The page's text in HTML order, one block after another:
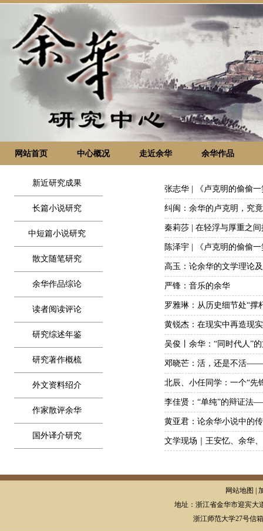
网站首页 中心概况 走近余华 余华作品
新近研究成果
长篇小说研究
中短篇小说研究
散文随笔研究
余华作品综论
读者阅读评论
研究综述年鉴
研究著作概梳
外文资料绍介
作家散评余华
国外译介研究
张志华 | 《卢克明的偷偷
纠闽：余华的卢克明，究
秦莉莎 | 在轻浮与厚重之
陈泽宇 | 《卢克明的偷偷
高玉：论余华的文学理论
严锋：音乐的余华
罗雅琳：从历史细节处“
黄锐杰：在现实中再造现
吴俊丨余华：“同时代人”
邓晓芒：活，还是不活——
北辰、小任同学：一个“
李佳贤：“单纯”的辩证法
黄亚君：论余华小说中的
文学现场｜王安忆、余华
网站地图 |
地址：浙江省金华市迎宾大
浙江师范大学27号信